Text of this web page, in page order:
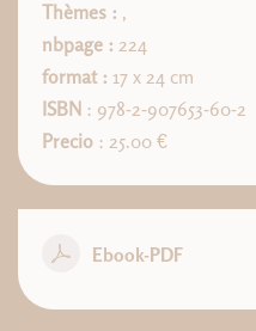
Thèmes : ,
nbpage : 224
format : 17 x 24 cm
ISBN : 978-2-907653-60-2
Precio : 25.00 €
Ebook-PDF